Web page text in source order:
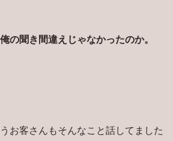
の聞き間違えじゃなかったのか。
お客さんもそんなこと話してました